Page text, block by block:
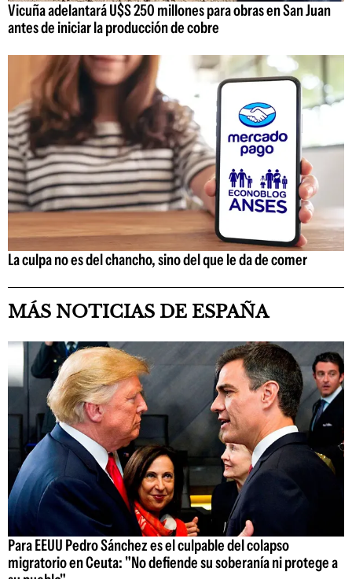
Vicuña adelantará U$S 250 millones para obras en San Juan
antes de iniciar la producción de cobre
La culpa no es del chancho, sino del que le da de comer
MÁS NOTICIAS DE ESPAÑA
Para EEUU Pedro Sánchez es el culpable del colapso
migratorio en Ceuta: "No defiende su soberanía ni protege a